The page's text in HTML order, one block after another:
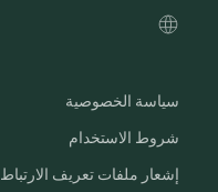
سياسة الخصوصية
شروط الاستخدام
إشعار ملفات تعريف الارتباط